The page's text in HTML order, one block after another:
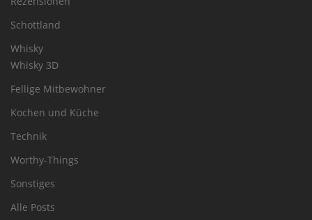
Schottland
Whisky
Whisky 3D
Fellige Mitbewohner
Kochen und Küche
Technik
Worthy-Things
Sonstiges
Alle Posts